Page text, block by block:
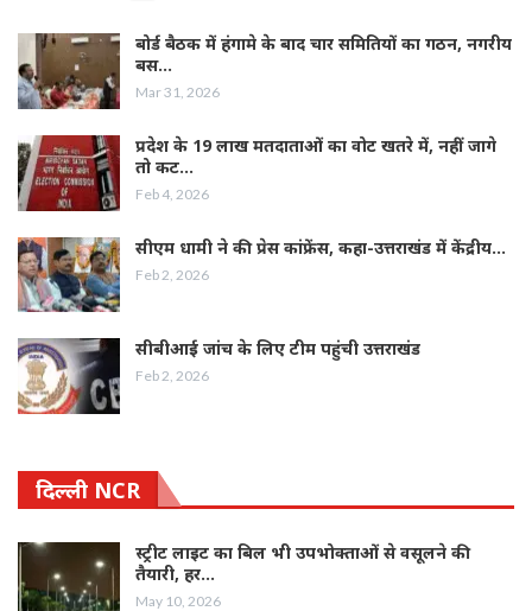
बोर्ड बैठक में हंगामे के बाद चार समितियों का गठन, नगरीय
बस…
Mar 31, 2026
प्रदेश के 19 लाख मतदाताओं का वोट खतरे में, नहीं जागे
तो कट…
Feb 4, 2026
सीएम धामी ने की प्रेस कांफ्रेंस, कहा-उत्तराखंड में केंद्रीय…
Feb 2, 2026
सीबीआई जांच के लिए टीम पहुंची उत्तराखंड
Feb 2, 2026
दिल्ली NCR
स्ट्रीट लाइट का बिल भी उपभोक्ताओं से वसूलने की
तैयारी, हर…
May 10, 2026